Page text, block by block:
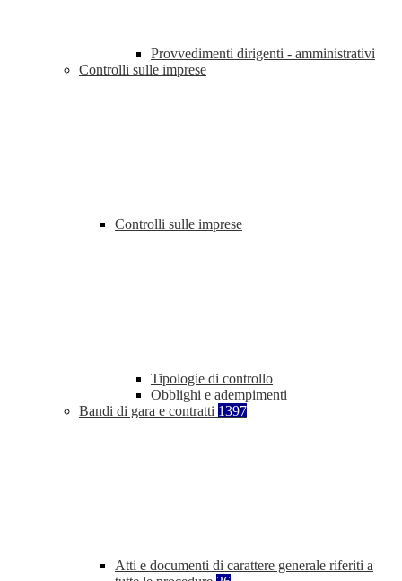
Provvedimenti dirigenti - amministrativi
Controlli sulle imprese
Controlli sulle imprese
Tipologie di controllo
Obblighi e adempimenti
Bandi di gara e contratti 1397
Atti e documenti di carattere generale riferiti a